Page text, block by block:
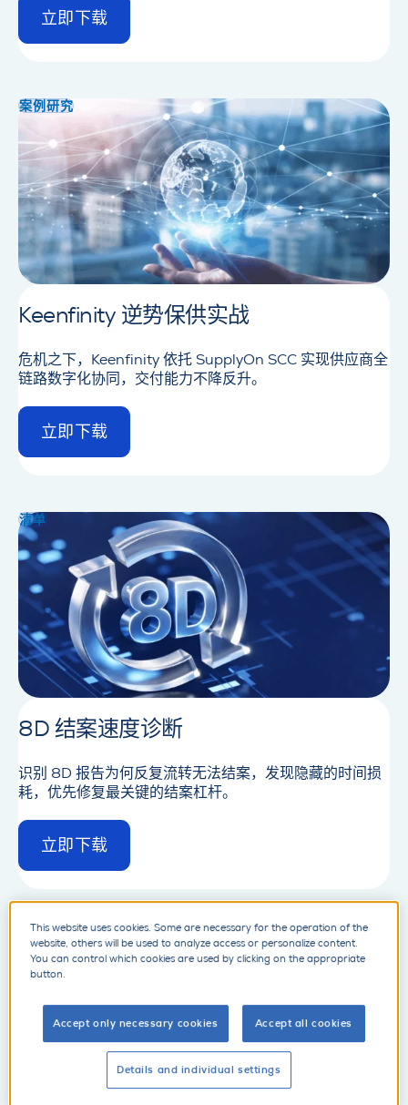
立即下载
d
e
i
案例研究
Keenfinity 逆势保供实战
危机之下，Keenfinity 依托 SupplyOn SCC 实现供应商全
链路数字化协同，交付能力不降反升。
立即下载
d
e
i
清单
8D 结案速度诊断
识别 8D 报告为何反复流转无法结案，发现隐藏的时间损
耗，优先修复最关键的结案杠杆。
立即下载
d
e
t
i
l
白皮书与指南
案例研究
This website uses cookies. Some are necessary for the operation of the
website, others will be used to analyze access or personalize content.
You can control which cookies are used by clicking on the appropriate
button.
Accept only necessary cookies Accept all cookies
Details and individual settings